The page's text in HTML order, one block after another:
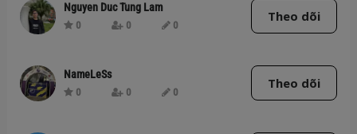
Nguyen Duc Tung Lam
0 0 0
Theo dõi
NameLeSs
0 0 0
Theo dõi